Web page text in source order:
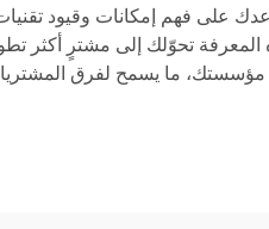
على فهم إمكانات وقيود
المعرفة تحوّلك إلى مشترٍ أكثر
مؤسستك، ما يسمح لفرق